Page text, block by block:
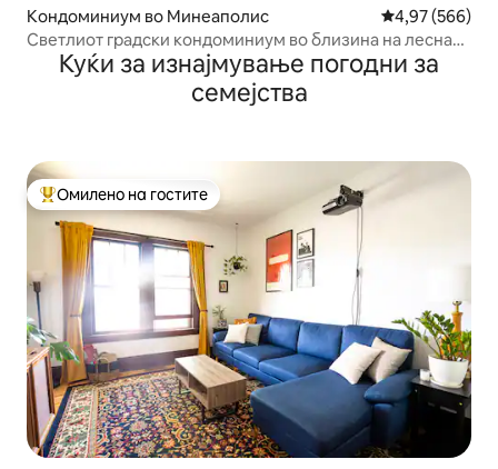
Кондоминиум во Минеаполис Просечна
4,97 (566)
Светлиот градски кондоминиум во близина на лесната
железница
Куќи за изнајмување погодни за
семејства
Меѓу најуспешните „Омилени на гостите“
Омилено на гостите